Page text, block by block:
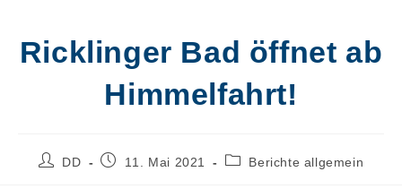
Ricklinger Bad öffnet ab
Himmelfahrt!
Beitrags-
DD
Beitrag11. Mai 2021
Beitrags-
Berichte allgemein